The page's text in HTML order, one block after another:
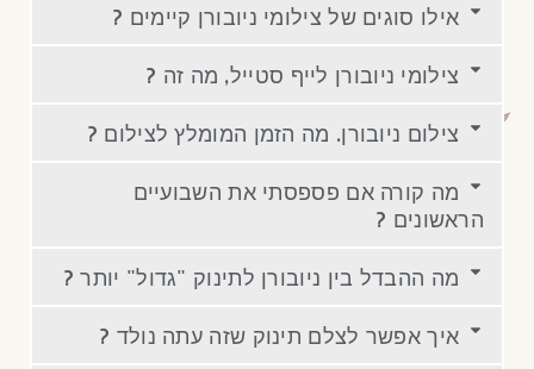
אילו סוגים של צילומי ניובורן קיימים ?
צילומי ניובורן לייף סטייל, מה זה ?
צילום ניובורן. מה הזמן המומלץ לצילום ?
מה קורה אם פספסתי את השבועיים
הראשונים ?
מה ההבדל בין ניובורן לתינוק "גדול" יותר ?
איך אפשר לצלם תינוק שזה עתה נולד ?